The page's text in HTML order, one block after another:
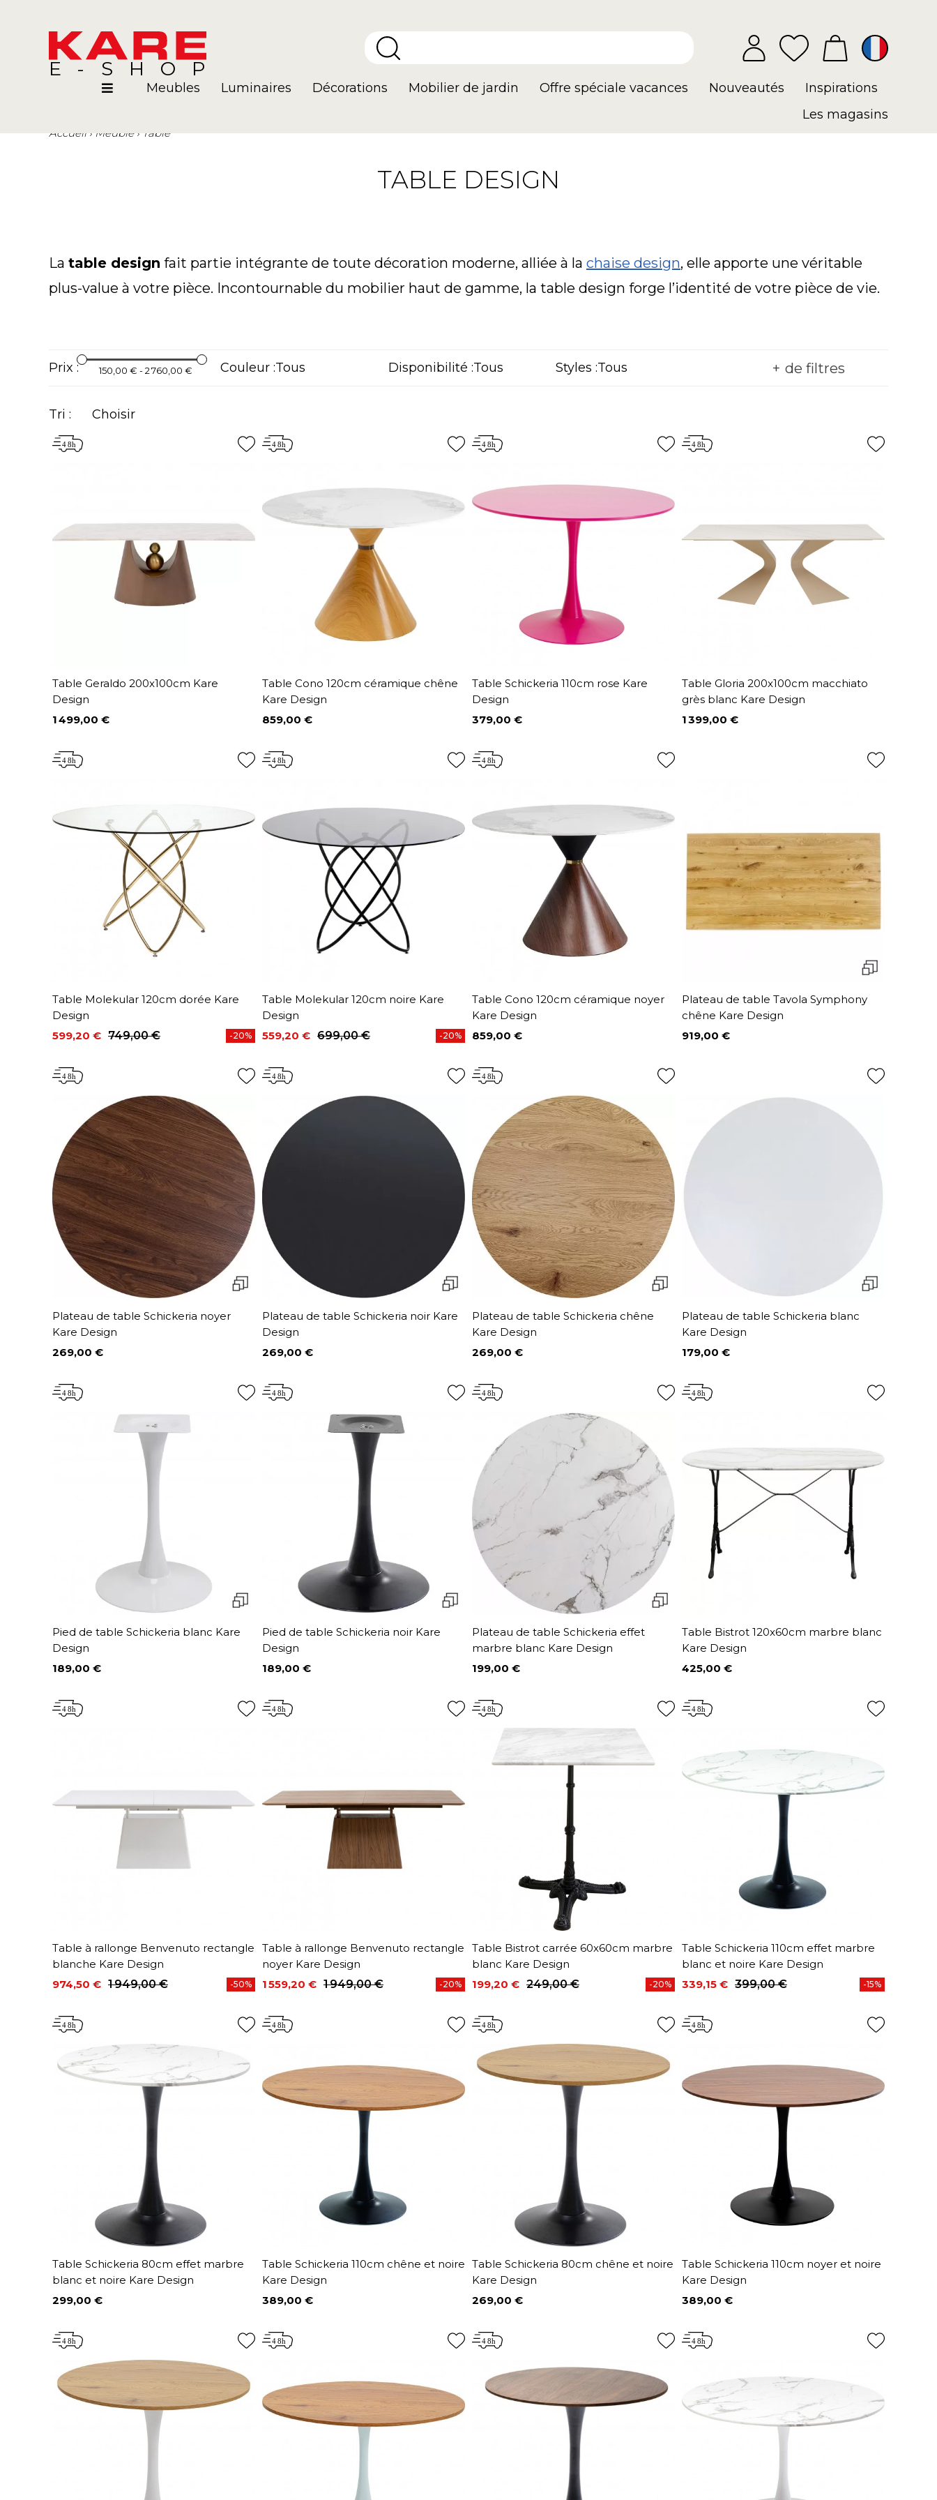
E-SHOP
Meubles Luminaires Décorations Mobilier de jardin Offre spéciale vacances Nouveautés
Inspirations
Les magasins
Accueil Meuble Table
TABLE DESIGN
La table design fait partie intégrante de toute décoration moderne, alliée à la chaise design, elle apporte une véritable
plus-value à votre pièce. Incontournable du mobilier haut de gamme, la table design forge l’identité de votre pièce de vie.
Prix : 150,00 € - 2 760,00 € Couleur : Disponibilité : Styles : de filtres
Tri : Choisir
Table Geraldo 200x100cm Kare
Design
Prix
1 499,00 €
Table Cono 120cm céramique chêne
Kare Design
Prix
859,00 €
Table Schickeria 110cm rose Kare
Design
Prix
379,00 €
Table Gloria 200x100cm macchiato
grès blanc Kare Design
Prix
1 399,00 €
Table Molekular 120cm dorée Kare
Design
Prix
599,20 €
Prix de base749,00 € -20%
Table Molekular 120cm noire Kare
Design
Prix
559,20 €
Prix de base699,00 € -20%
Table Cono 120cm céramique noyer
Kare Design
Prix
859,00 €
Plateau de table Tavola Symphony
chêne Kare Design
Prix
919,00 €
Plateau de table Schickeria noyer
Kare Design
Prix
269,00 €
Plateau de table Schickeria noir Kare
Design
Prix
269,00 €
Plateau de table Schickeria chêne
Kare Design
Prix
269,00 €
Plateau de table Schickeria blanc
Kare Design
Prix
179,00 €
Pied de table Schickeria blanc Kare
Design
Prix
189,00 €
Pied de table Schickeria noir Kare
Design
Prix
189,00 €
Plateau de table Schickeria effet
marbre blanc Kare Design
Prix
199,00 €
Table Bistrot 120x60cm marbre blanc
Kare Design
Prix
425,00 €
Table à rallonge Benvenuto rectangle
blanche Kare Design
Prix
974,50 €
Prix de base1 949,00 € -50%
Table à rallonge Benvenuto rectangle
noyer Kare Design
Prix
1 559,20 €
Prix de base1 949,00 € -20%
Table Bistrot carrée 60x60cm marbre
blanc Kare Design
Prix
199,20 €
Prix de base249,00 € -20%
Table Schickeria 110cm effet marbre
blanc et noire Kare Design
Prix
339,15 €
Prix de base399,00 € -15%
Table Schickeria 80cm effet marbre
blanc et noire Kare Design
Prix
299,00 €
Table Schickeria 110cm chêne et noire
Kare Design
Prix
389,00 €
Table Schickeria 80cm chêne et noire
Kare Design
Prix
269,00 €
Table Schickeria 110cm noyer et noire
Kare Design
Prix
389,00 €